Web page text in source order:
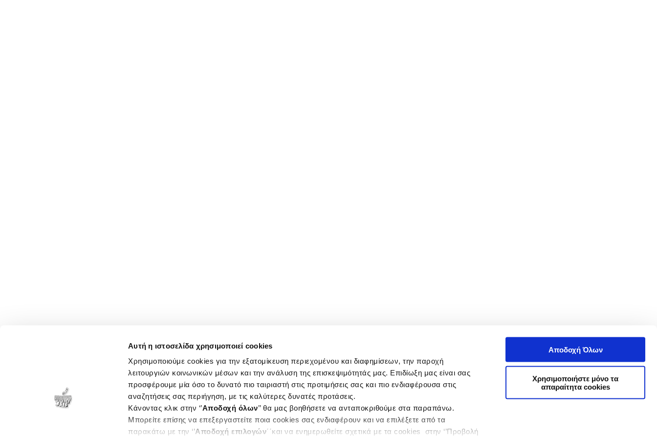
Αυτή η ιστοσελίδα χρησιμοποιεί cookies
Χρησιμοποιούμε cookies για την εξατομίκευση περιεχομένου και διαφημίσεων, την παροχή
λειτουργιών κοινωνικών μέσων και την ανάλυση της επισκεψιμότητάς μας. Επιδίωξη μας είναι σας
προσφέρουμε μία όσο το δυνατό πιο ταιριαστή στις προτιμήσεις σας και πιο ενδιαφέρουσα στις
αναζητήσεις σας περιήγηση, με τις καλύτερες δυνατές προτάσεις.
Κάνοντας κλικ στην ‘’Αποδοχή όλων’’ θα μας βοηθήσετε να ανταποκριθούμε στα παραπάνω.
Μπορείτε επίσης να επεξεργαστείτε ποια cookies σας ενδιαφέρουν και να επιλέξετε από τα
παρακάτω με την ‘’Αποδοχή επιλογών΄΄και να ενημερωθείτε σχετικά με τα cookies στην ‘’Προβολή
Αποδοχή Όλων
Χρησιμοποιήστε μόνο τα
απαραίτητα cookies